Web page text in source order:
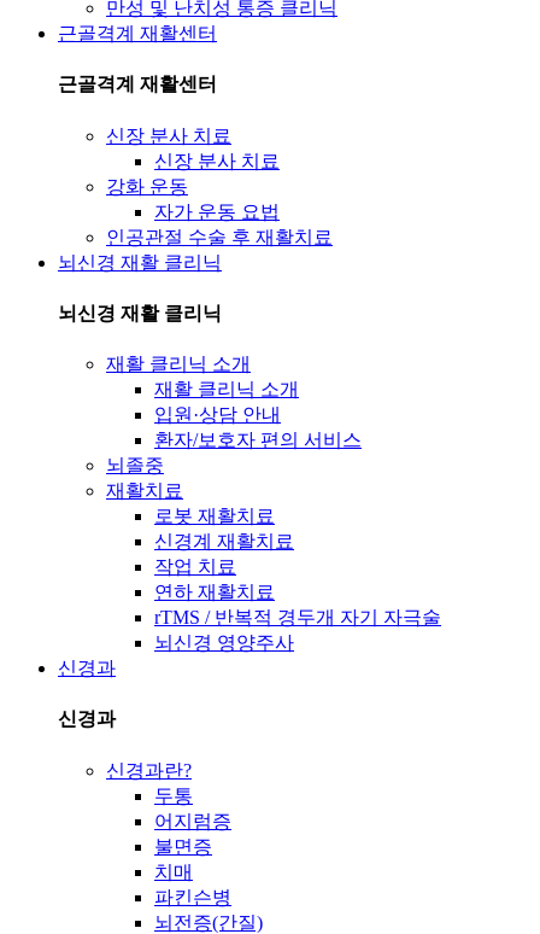
만성 및 난치성 통증 클리닉
근골격계 재활센터
근골격계 재활센터
신장 분사 치료
신장 분사 치료
강화 운동
자가 운동 요법
인공관절 수술 후 재활치료
뇌신경 재활 클리닉
뇌신경 재활 클리닉
재활 클리닉 소개
재활 클리닉 소개
입원·상담 안내
환자/보호자 편의 서비스
뇌졸중
재활치료
로봇 재활치료
신경계 재활치료
작업 치료
연하 재활치료
rTMS / 반복적 경두개 자기 자극술
뇌신경 영양주사
신경과
신경과
신경과란?
두통
어지럼증
불면증
치매
파킨슨병
뇌전증(간질)